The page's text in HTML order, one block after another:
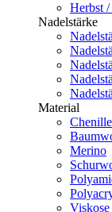
Herbst
Nadelstärke
Material
Chenille
Merino
Viskose